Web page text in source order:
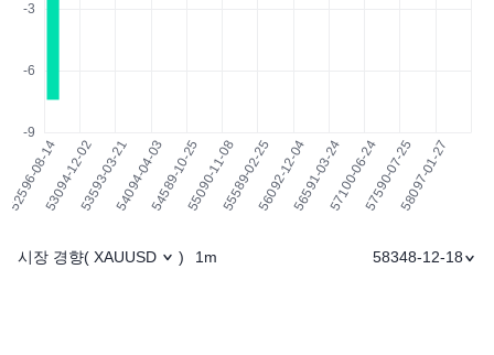
시장 경향( XAUUSD ) 1m 58348-12-18